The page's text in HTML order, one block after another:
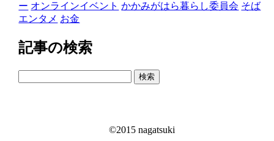
ー オンラインイベント かかみがはら暮らし委員会 そば
エンタメ お金
記事の検索
©2015 nagatsuki